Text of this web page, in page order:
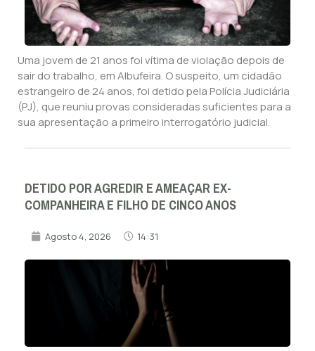
Uma jovem de 21 anos foi vítima de violação depois de
sair do trabalho, em Albufeira. O suspeito, um cidadão
estrangeiro de 24 anos, foi detido pela Polícia Judiciária
(PJ), que reuniu provas consideradas suficientes para a
sua apresentação a primeiro interrogatório judicial.
DETIDO POR AGREDIR E AMEAÇAR EX-
COMPANHEIRA E FILHO DE CINCO ANOS
Agosto 4, 2026 14:31